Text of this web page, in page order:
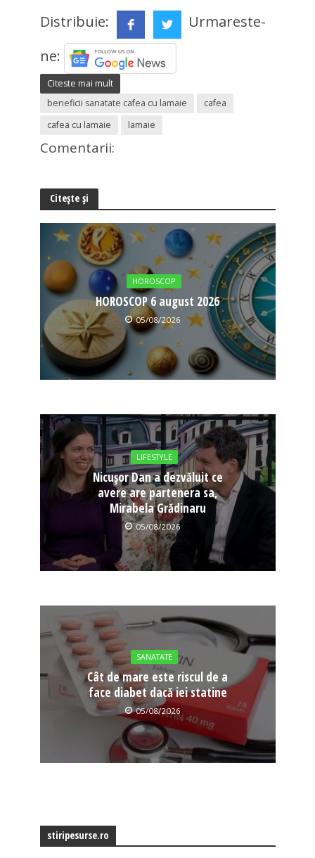
Distribuie:
Urmareste-
ne:
Citeste mai mult
beneficii sanatate cafea cu lamaie
cafea
cafea cu lamaie
lamaie
Comentarii:
Citește și
HOROSCOP
HOROSCOP 6 august 2026
05/08/2026
LIFESTYLE
Nicușor Dan a dezvăluit ce
avere are partenera sa,
Mirabela Grădinaru
05/08/2026
SANATATE
Cât de mare este riscul de a
face diabet dacă iei statine
05/08/2026
stiripesurse.ro